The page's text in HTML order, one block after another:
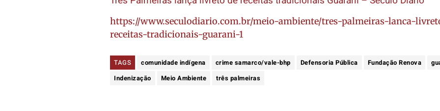
https://www.seculodiario.com.br/meio-ambiente/tres-palmeiras-lanca-
receitas-tradicionais-guarani-1
TAGS comunidade indígena crime samarco/vale-bhp Defensoria Pública Fundação Renova
Indenização
Meio Ambiente três palmeiras